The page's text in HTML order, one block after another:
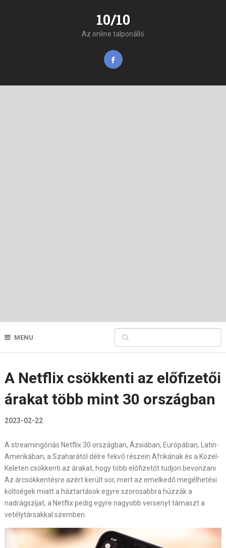
10/10
Az online talponálló
MENU
A Netflix csökkenti az előfizetői
árakat több mint 30 országban
2023-02-22
A streamingóriás Netflix 30 országban, Ázsiában, Európában, Latin-
Amerikában, a Szaharától délre fekvő részein Afrikának és a Közel-
Keleten csökkenti az árakat, hogy több előfizetőt tudjon bevonzani.
Az árcsökkentésre azért került sor, mert az emelkedő megélhetési
költségek miatt a háztartások egyre szorosabbra húzzák a
nadrágszíjat, a Netflix pedig egyre nagyobb versenyt támaszt a
vetélytársakkal szemben.